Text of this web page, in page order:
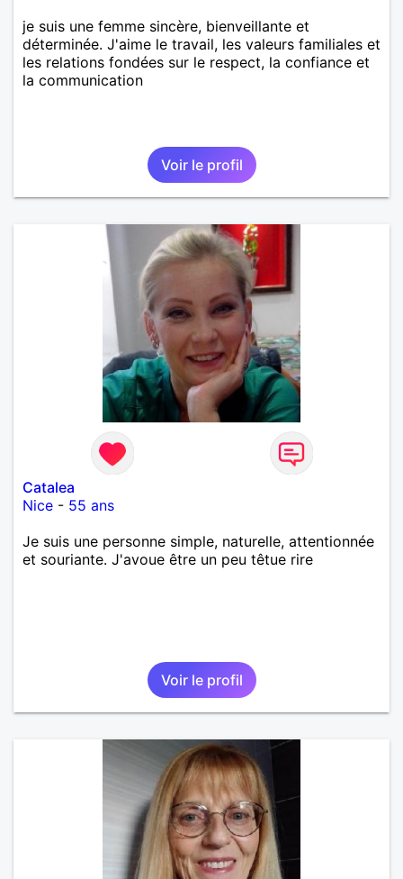
je suis une femme sincère, bienveillante et
déterminée. J'aime le travail, les valeurs familiales et
les relations fondées sur le respect, la confiance et
la communication
Voir le profil
Catalea
Nice - 55 ans
Je suis une personne simple, naturelle, attentionnée
et souriante. J'avoue être un peu têtue rire
Voir le profil